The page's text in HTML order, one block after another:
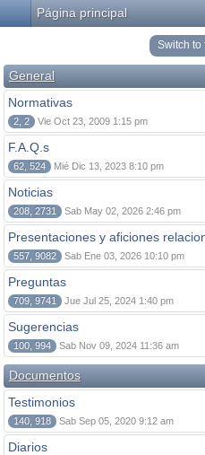
Página principal
Switch to
General
Normativas
2, 2 Vie Oct 23, 2009 1:15 pm
F.A.Q.s
62, 524 Mié Dic 13, 2023 8:10 pm
Noticias
208, 2731 Sab May 02, 2026 2:46 pm
Presentaciones y aficiones
557, 9082 Sab Ene 03, 2026 10:10 pm
Preguntas
709, 9741 Jue Jul 25, 2024 1:40 pm
Sugerencias
100, 994 Sab Nov 09, 2024 11:36 am
Documentos
Testimonios
140, 918 Sab Sep 05, 2020 9:12 am
Diarios